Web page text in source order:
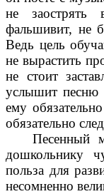
не заострять
фальшивит, не
Ведь цель
не вырастить
не стоит
услышит песню
ему
обязательно
Песенный
дошкольнику
польза для
несомненно